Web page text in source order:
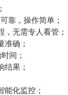
；
靠，操作简单 ；
，无需专人看管 ；
准确 ；
间 ；
结果 ；
能化监控 ；